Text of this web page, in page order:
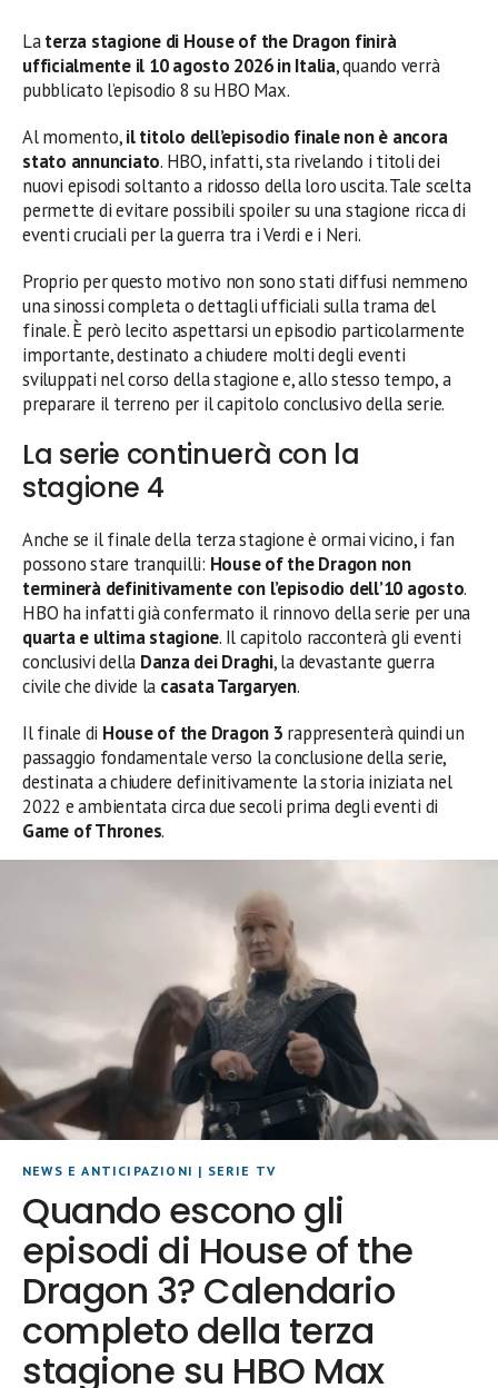
Laterza stagione di House of the Dragon finirà
ufficialmente il 10 agosto 2026 in Italia, quando verrà
pubblicato l’episodio 8 su HBO Max.
Al momento,il titolo dell’episodio finale non è ancora
stato annunciato. HBO, infatti, sta rivelando i titoli dei
nuovi episodi soltanto a ridosso della loro uscita. Tale scelta
permette di evitare possibili spoiler su una stagione ricca di
eventi cruciali per la guerra tra i Verdi e i Neri.
Proprio per questo motivo non sono stati diffusi nemmeno
una sinossi completa o dettagli ufficiali sulla trama del
finale. È però lecito aspettarsi un episodio particolarmente
importante, destinato a chiudere molti degli eventi
sviluppati nel corso della stagione e, allo stesso tempo, a
preparare il terreno per il capitolo conclusivo della serie.
La serie continuerà con la
stagione 4
Anche se il finale della terza stagione è ormai vicino, i fan
possono stare tranquilli: House of the Dragon non
terminerà definitivamente con l’episodio dell’10 agosto.
HBO ha infatti già confermato il rinnovo della serie per una
quarta e ultima stagione. Il capitolo racconterà gli eventi
conclusivi della Danza dei Draghi, la devastante guerra
civile che divide la casata Targaryen.
Il finale di House of the Dragon 3 rappresenterà quindi un
passaggio fondamentale verso la conclusione della serie,
destinata a chiudere definitivamente la storia iniziata nel
2022 e ambientata circa due secoli prima degli eventi di
Game of Thrones.
NEWS E ANTICIPAZIONI | SERIE TV
Quando escono gli
episodi di House of the
Dragon 3? Calendario
completo della terza
stagione su HBO Max